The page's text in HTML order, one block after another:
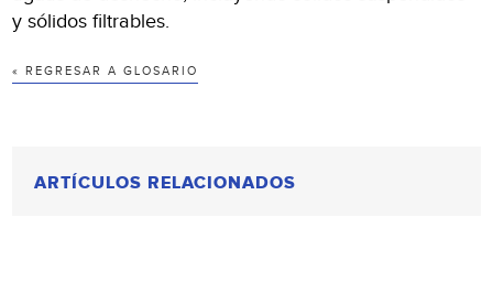
y sólidos filtrables.
« REGRESAR A GLOSARIO
ARTÍCULOS RELACIONADOS